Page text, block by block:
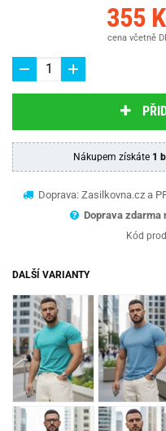
355
cena včetně
Nákupem získáte 1
Doprava: Zasilkovna.cz a
Doprava zdarma
Kód
DALŠÍ VARIANTY